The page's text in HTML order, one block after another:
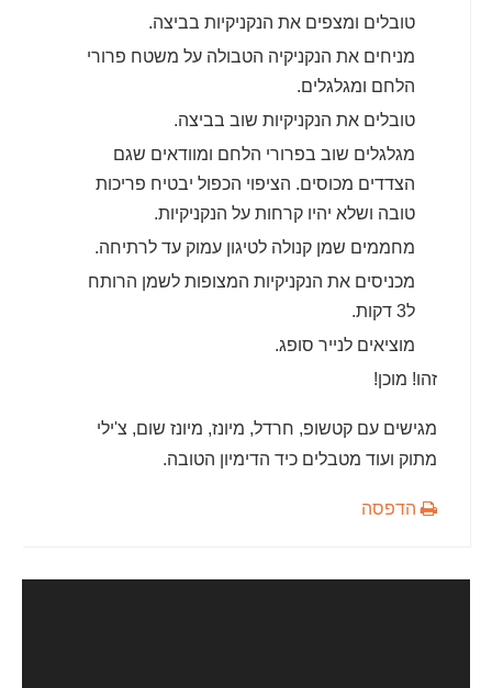
טובלים ומצפים את הנקניקיות בביצה.
מניחים את הנקניקיה הטבולה על משטח פרורי
הלחם ומגלגלים.
טובלים את הנקניקיות שוב בביצה.
מגלגלים שוב בפרורי הלחם ומוודאים שגם
הצדדים מכוסים. הציפוי הכפול יבטיח פריכות
טובה ושלא יהיו קרחות על הנקניקיות.
מחממים שמן קנולה לטיגון עמוק עד לרתיחה.
מכניסים את הנקניקיות המצופות לשמן הרותח
ל3 דקות.
מוציאים לנייר סופג.
זהו! מוכן!
מגישים עם קטשופ, חרדל, מיונז, מיונז שום, צ'ילי
מתוק ועוד מטבלים כיד הדימיון הטובה.
הדפסה